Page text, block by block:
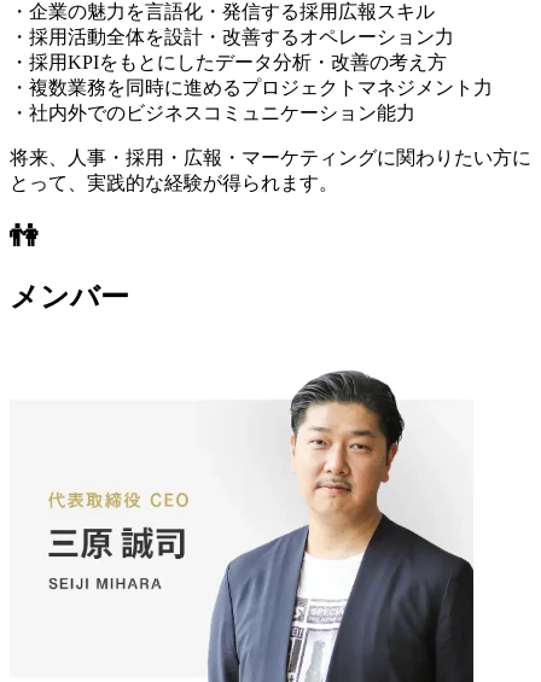
・企業の魅力を言語化・発信する採用広報スキル
・採用活動全体を設計・改善するオペレーション力
・採用KPIをもとにしたデータ分析・改善の考え方
・複数業務を同時に進めるプロジェクトマネジメント力
・社内外でのビジネスコミュニケーション能力
将来、人事・採用・広報・マーケティングに関わりたい方に
とって、実践的な経験が得られます。
👫
メンバー